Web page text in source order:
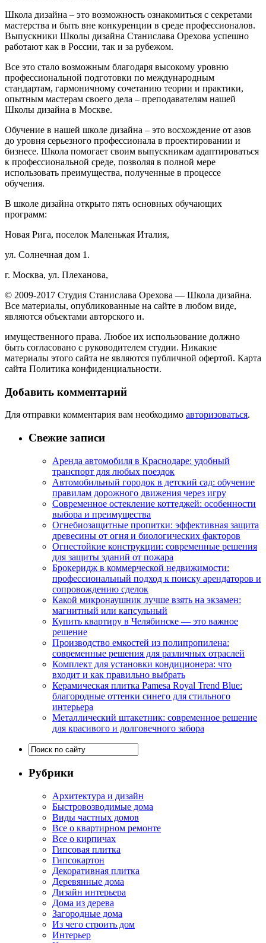
Школа дизайна – это возможность ознакомиться с секретами
мастерства и быть вне конкуренции в среде профессионалов.
Выпускники Школы дизайна Станислава Орехова успешно
работают как в России, так и за рубежом.
Все это стало возможным благодаря высокому уровню
профессиональной подготовки по международным
стандартам, гармоничному сочетанию теории и практики,
опытным мастерам своего дела – преподавателям нашей
Школы дизайна в Москве.
Обучение в нашей школе дизайна – это восхождение от азов
до уровня серьезного профессионала в проектировании и
бизнесе. Школа помогает своим выпускникам адаптироваться
к профессиональной среде, позволяя в полной мере
использовать преимущества, полученные в процессе
обучения.
В школе дизайна открыто пять основных обучающих
программ:
Новая Рига, поселок Маленькая Италия,
ул. Солнечная дом 1.
г. Москва, ул. Плеханова,
© 2009-2017 Студия Станислава Орехова — Школа дизайна.
Все материалы, опубликованные на сайте в любом виде,
являются объектами авторского и.
имущественного права. Любое их использование должно
быть согласовано с руководителем студии. Никакие
материалы этого сайта не являются публичной офертой. Карта
сайта Политика конфиденциальности.
Добавить комментарий
Для отправки комментария вам необходимо авторизоваться.
Свежие записи
Аренда автомобиля в Краснодаре: удобный
транспорт для любых поездок
Автомобильный городок в детский сад: обучение
правилам дорожного движения через игру
Современное остекление коттеджей: особенности
выбора и преимущества
Огнебиозащитные пропитки: эффективная защита
древесины от огня и биологических факторов
Огнестойкие конструкции: современные решения
для защиты зданий от пожара
Брокеридж в коммерческой недвижимости:
профессиональный подход к поиску арендаторов и
сопровождению сделок
Какой микронаушник лучше взять на экзамен:
магнитный или капсульный
Купить квартиру в Челябинске — это важное
решение
Производство емкостей из полипропилена:
современные решения для различных отраслей
Комплект для установки кондиционера: что
входит и как правильно выбрать
Керамическая плитка Pamesa Royal Trend Blue:
благородные оттенки синего для стильного
интерьера
Металлический штакетник: современное решение
для красивого и долговечного забора
Рубрики
Архитектура и дизайн
Быстровозводимые дома
Виды частных домов
Все о квартирном ремонте
Все о кирпичах
Гипсовая плитка
Гипсокартон
Декоративная плитка
Деревянные дома
Дизайн интерьера
Дома из дерева
Загородные дома
Из чего строить дом
Интерьер